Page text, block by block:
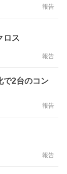
報告
ロス
報告
で2台のコン
報告
報告